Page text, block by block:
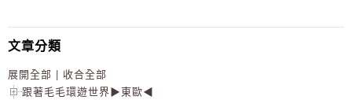
文章分類
展開全部 | 收合全部
跟著毛毛環遊世界▶東歐◀